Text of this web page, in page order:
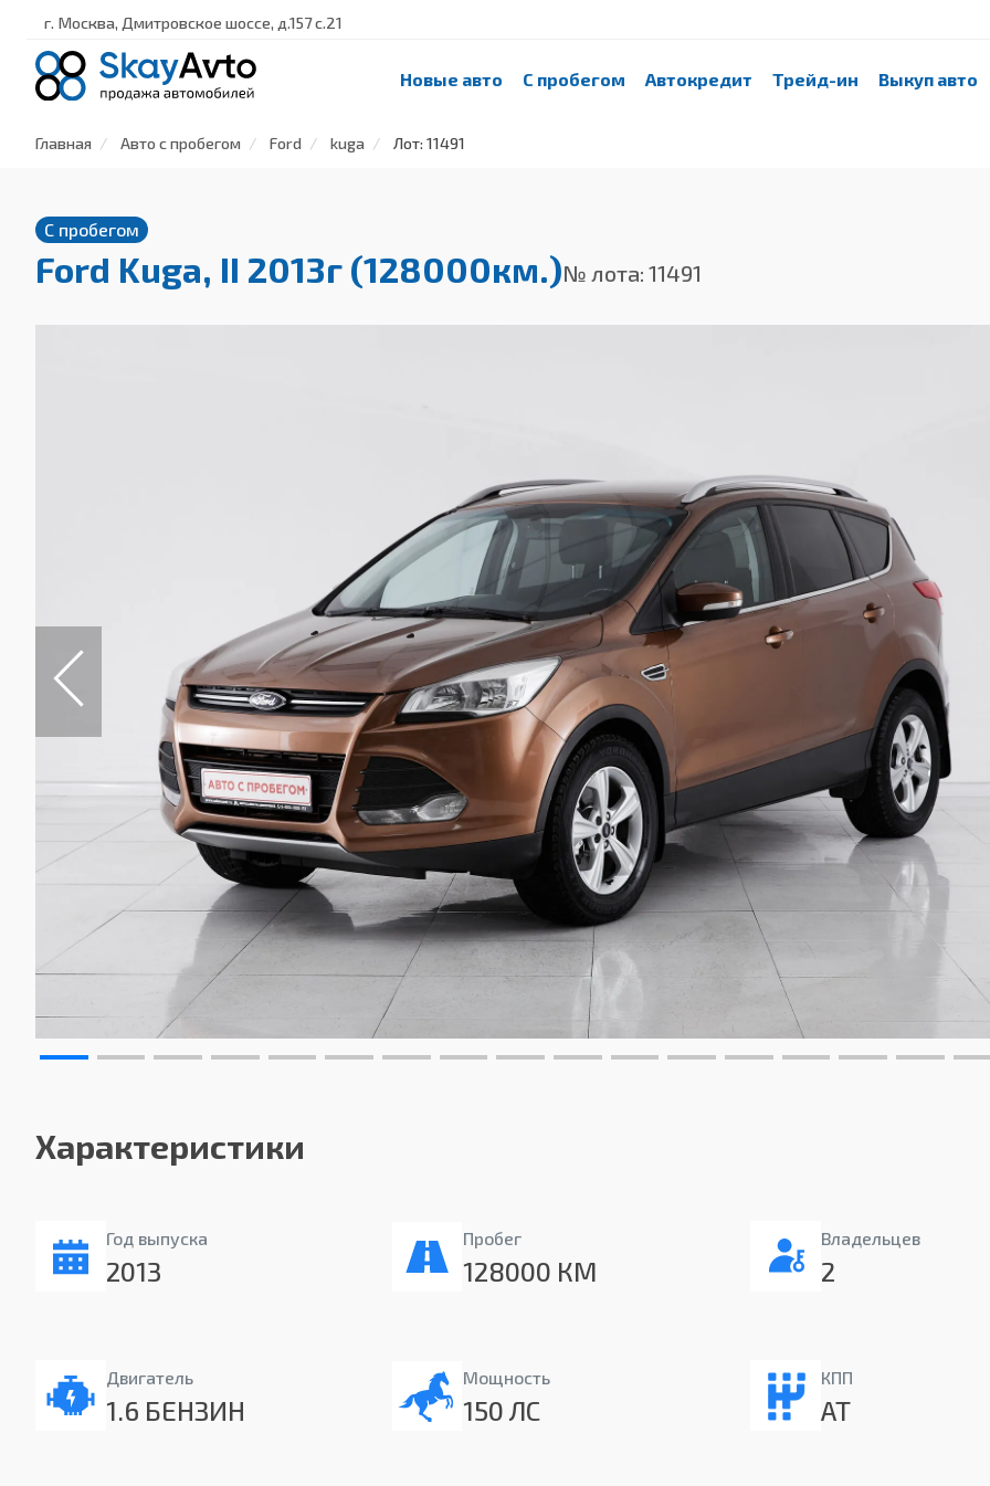
г. Москва, Дмитровское шоссе, д.157 с.21
Новые авто С пробегом Автокредит Трейд-ин Выкуп авто
Главная Авто с пробегом Ford kuga Лот: 11491
С пробегом
Ford Kuga, II 2013г (128000км.)№ лота: 11491
Характеристики
Год выпуска
2013
Пробег
128000 КМ
Владельцев
2
Двигатель
1.6 БЕНЗИН
Мощность
150 ЛС
КПП
AT